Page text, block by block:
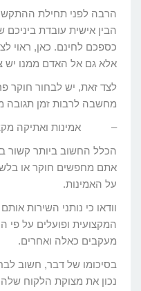
הרבה לפני תחילת
הבין אישית עובדת
כספכם לחינם. כאן, ראוי
אלא גם אל האדם ממנו יש
לצד זאת, יש לבחור חוקר
מחשבה לרבות זמן תגובה
– אמינות ואתיקה
הכלל החשוב ביותר קשור
אתם מחפשים חוקר או
על האמינות.
וודאו כי נותני השירות
המקצועית ופועלים על
מעקבים כאלה ואחרים.
בסיכומו של דבר, חשוב
נכון את מצוקת הלקוח